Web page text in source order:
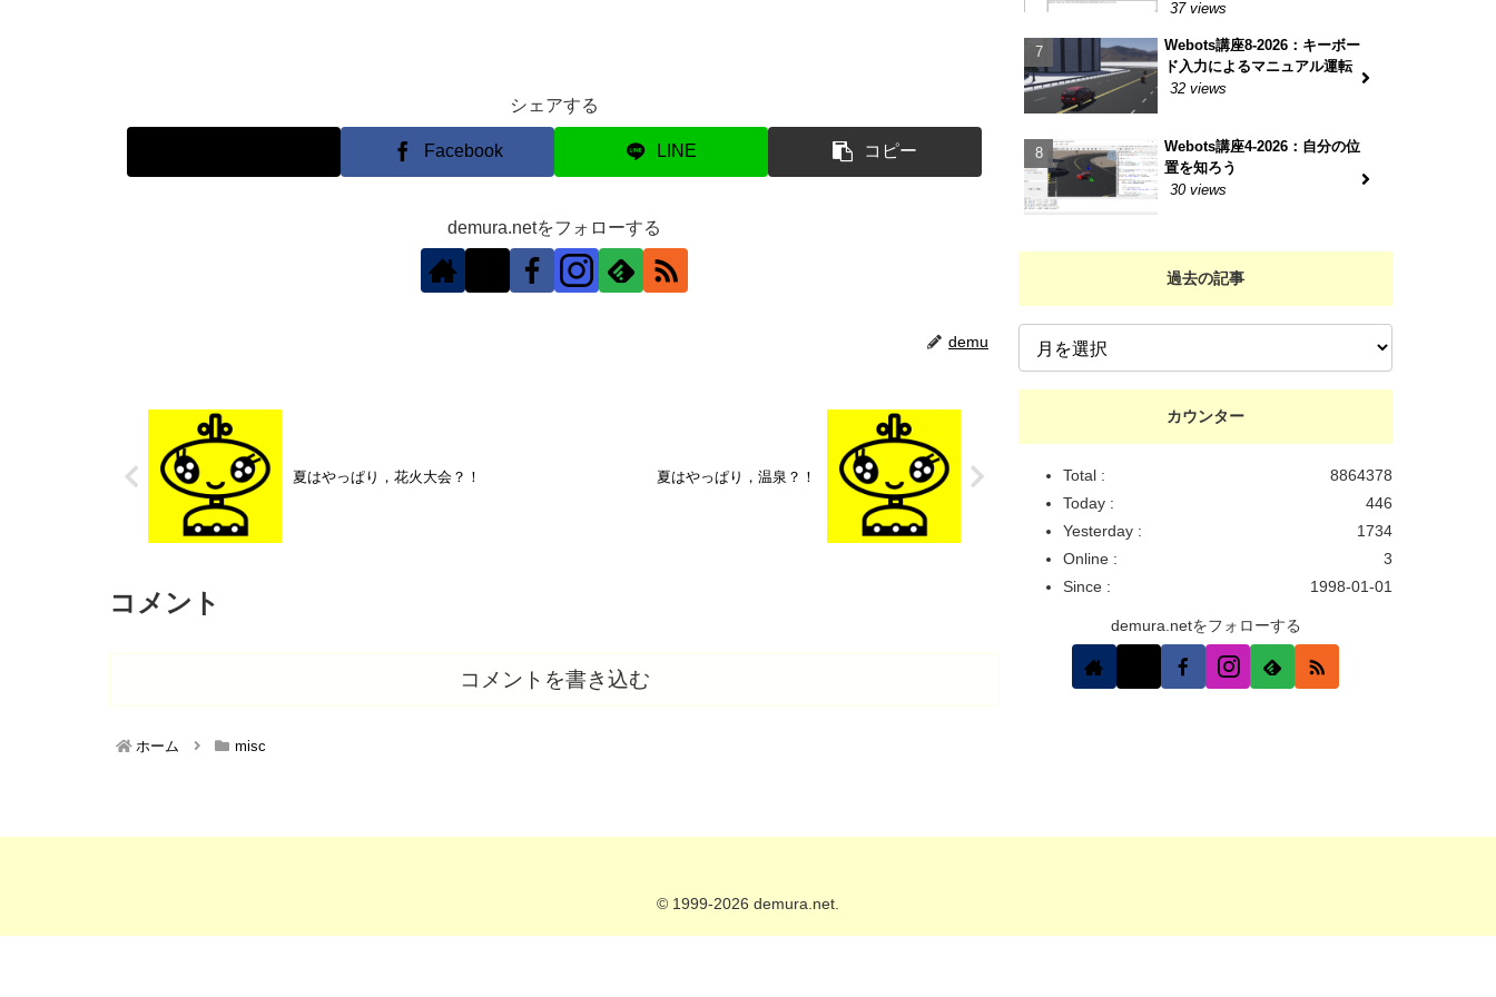
シェアする
Facebook LINE コピー
demura.netをフォローする
demu
夏はやっぱり，花火大会？！ 夏はやっぱり，温泉？！
コメント
コメントを書き込む
ホーム misc
37 views
Webots講座8-2026：キーボー
ド入力によるマニュアル運転
32 views
Webots講座4-2026：自分の位
置を知ろう
30 views
過去の記事
カウンター
8864378
Total :
446
Today :
1734
Yesterday :
3
Online :
1998-01-01
Since :
demura.netをフォローする
© 1999-2026 demura.net.